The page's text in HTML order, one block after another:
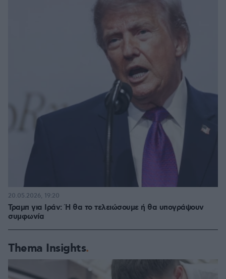
Τραμπ για Ιράν: Ή θα το τελειώσουμε ή θα υπογράψουν
συμφωνία
20.05.2026, 19:20
Thema Insights